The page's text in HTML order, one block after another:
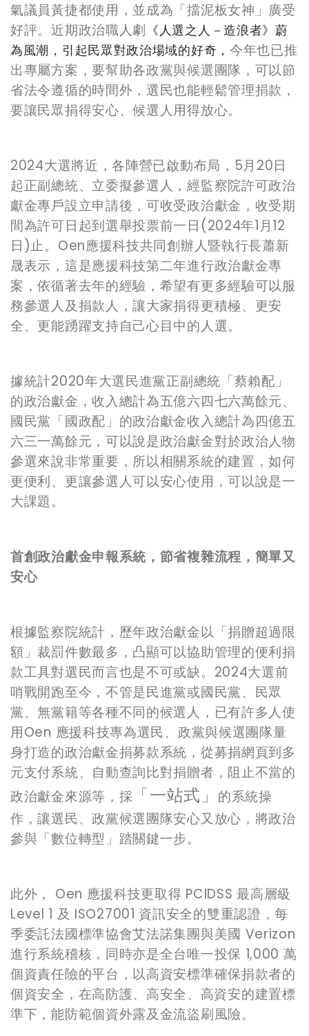
氣議員黃捷都使用，並成為「擋泥板女神」廣受
好評。近期政治職人劇 《人選之人－造浪者》蔚
為風潮，引起民眾對政治場域的好奇， 今年也已推
出專屬方案，要幫助各政黨與候選團隊，可以節
省法令遵循的時間外 ，選民也能輕鬆管理捐款，
要讓民眾捐得安心、候選人用得放心。
2024大選將近，各陣營已啟動布局， 5月 20日
起正副總統、立委擬參選人，經監察院許可政治
獻金專戶設立申請後，可收受政治獻金，收受期
間為許可日起到選舉投票前一日 (2024年1月12
日 )止。 Oen應援科技共同創辦人暨執行長蕭新
晟表示，這是應援科技第二年進行政治獻金專
案，依循著去年的經驗，希望有更多經驗可以服
務參選人及捐款人，讓大家捐得更積極、更安
全、更能踴躍支持自己心目中的人選。
據統計2020年大選民進黨正副總統「蔡賴配」
的政治獻金，收入總計為五億六四七六萬餘元、
國民黨「國政配」的政治獻金收入總計為四億五
六三一萬餘元， 可以說是政治獻金對於政治人物
參選來說非常重要，所以相關系統的建置，如何
更便利、更讓參選人可以安心使用，可以說是一
大課題。
首創政治獻金申報系統，節省複雜流程，簡單又
安心
根據監察院統計，歷年政治獻金以「捐贈超過限
額」裁罰件數最多，凸顯可以協助管理的便利捐
款工具對選民而言也是不可或缺。 2024大選前
哨戰開跑至今，不管是民進黨或國民黨、民眾
黨、無黨籍等各種不同的候選人， 已有許多人使
用Oen 應援科技專為選民、政黨與候選團隊量
身打造的政治獻金捐募款系統，從募捐網頁到多
元支付系統、自動查詢比對捐贈者，阻止不當的
政治獻金來源等， 採 「一站式」 的系統操
作，讓選民、政黨候選團隊安心又放心，將政治
參與「數位轉型」踏關鍵一步。
此外， Oen 應援科技更取得 PCIDSS最高層級
Level 1 及 ISO27001 資訊安全的雙重認證，每
季委託法國標準協會艾法諾集團與美國 Verizon
進行系統稽核，同時亦是全台唯一投保 1,000 萬
個資責任險的平台，以高資安標準確保捐款者的
個資安全， 在高防護、高安全、高資安的建置標
準下，能防範個資外露及金流盜刷風險。